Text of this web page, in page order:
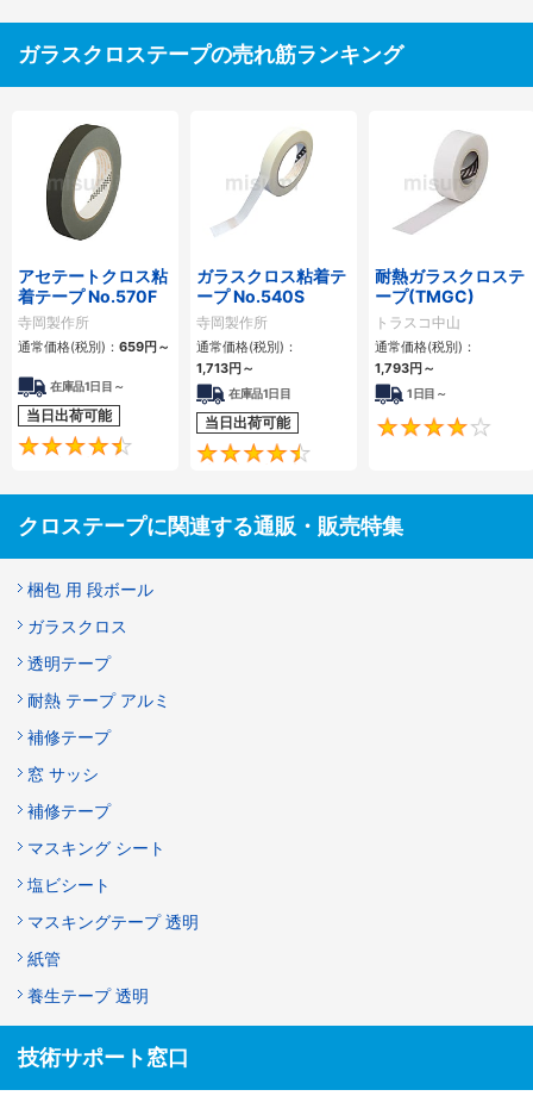
ガラスクロステープの売れ筋ランキング
アセテートクロス粘
着テープ No.570F
寺岡製作所
通常価格(税別)： 659円 ～
在庫品1日目～
当日出荷可能
4.4
ガラスクロス粘着テ
ープ No.540S
寺岡製作所
通常価格(税別)：
1,713円 ～
在庫品1日目
当日出荷可能
耐熱ガラスクロステ
ープ(TMGC)
トラスコ中山
通常価格(税別)：
1,793円 ～
1日目～
クロステープに関連する通販・販売特集
梱包 用 段ボール
ガラスクロス
透明テープ
耐熱 テープ アルミ
補修テープ
窓 サッシ
補修テープ
マスキング シート
塩ビシート
マスキングテープ 透明
紙管
養生テープ 透明
技術サポート窓口